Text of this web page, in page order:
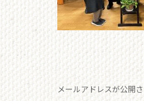
メールアドレスが公開